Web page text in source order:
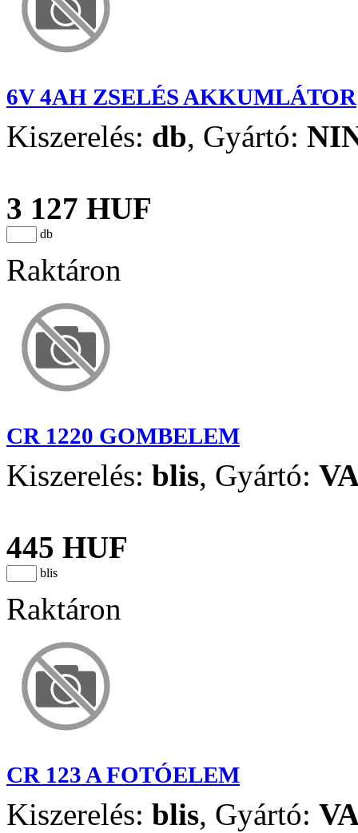
6V 4AH ZSELÉS AKKUMLÁTOR
Kiszerelés: db, Gyártó:
3 127 HUF
db
Raktáron
CR 1220 GOMBELEM
Kiszerelés: blis, Gyártó:
445 HUF
blis
Raktáron
CR 123 A FOTÓELEM
Kiszerelés: blis, Gyártó: